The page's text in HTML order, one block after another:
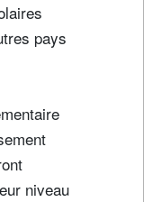
pays
niveau